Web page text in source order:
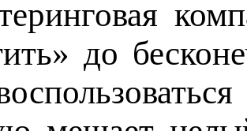
до